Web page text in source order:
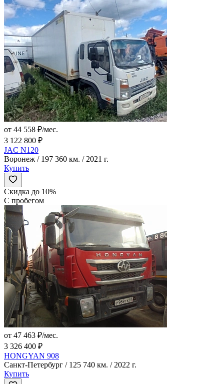
от 44 558 ₽/мес.
3 122 800 ₽
JAC N120
Воронеж / 197 360 км. / 2021 г.
Купить
Скидка до 10%
С пробегом
от 47 463 ₽/мес.
3 326 400 ₽
HONGYAN 908
Санкт-Петербург / 125 740 км. / 2022 г.
Купить